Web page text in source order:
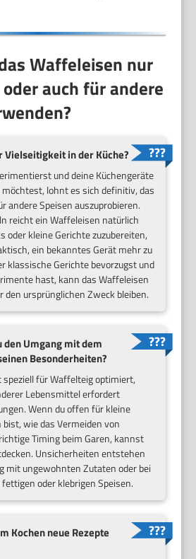
Waffeleisen nur
auch für andere
in der Küche?
und deine Küchengeräte
lohnt es sich definitiv, das
andere Speisen auszuprobieren.
reicht ein Waffeleisen natürlich
oder kleine Gerichte zuzubereiten,
ein bekanntes Gerät mehr zu
klassische Gerichte bevorzugst und
hast, kann das Waffeleisen
den ursprünglichen Zweck bleiben.
Umgang mit dem
Besonderheiten?
für Waffelteig optimiert,
Lebensmittel erfordert
Wenn du offen für kleine
wie das Vermeiden von
Timing beim Garen, kannst
Unsicherheiten entstehen
mit ungewohnten Zutaten oder bei
oder klebrigen Speisen.
Kochen neue Rezepte